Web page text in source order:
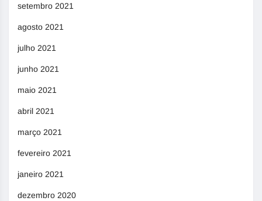
setembro 2021
agosto 2021
julho 2021
junho 2021
maio 2021
abril 2021
março 2021
fevereiro 2021
janeiro 2021
dezembro 2020